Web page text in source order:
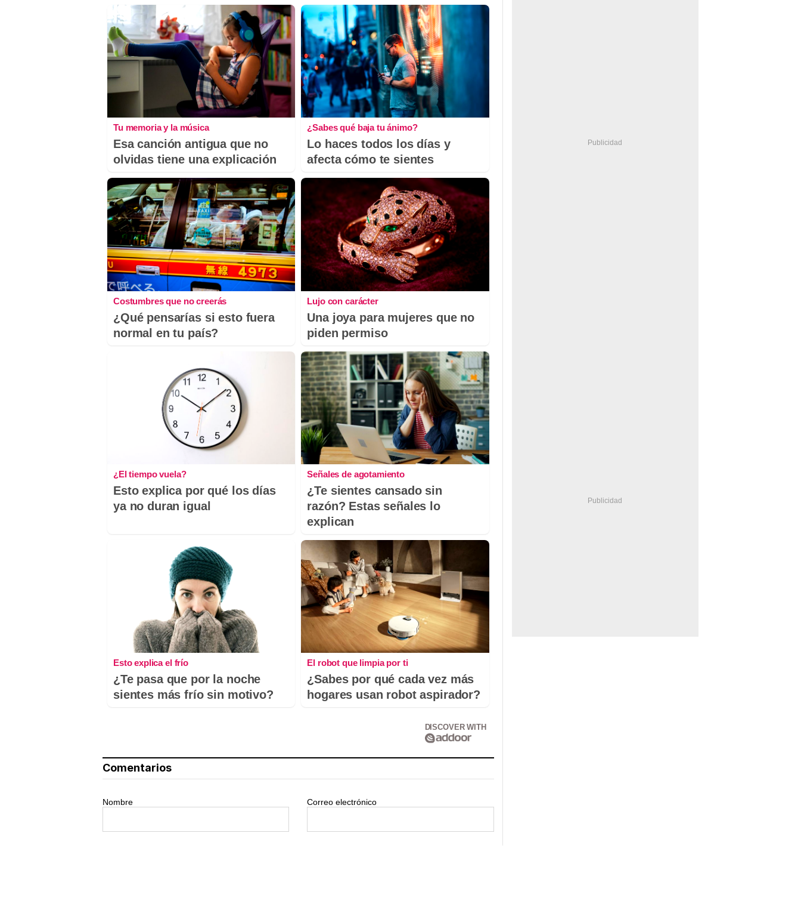
Tu memoria y la música
Esa canción antigua que no
olvidas tiene una explicación
¿Sabes qué baja tu ánimo?
Lo haces todos los días y
afecta cómo te sientes
Costumbres que no creerás
¿Qué pensarías si esto fuera
normal en tu país?
Lujo con carácter
Una joya para mujeres que no
piden permiso
¿El tiempo vuela?
Esto explica por qué los días
ya no duran igual
Señales de agotamiento
¿Te sientes cansado sin
razón? Estas señales lo
explican
Esto explica el frío
¿Te pasa que por la noche
sientes más frío sin motivo?
El robot que limpia por ti
¿Sabes por qué cada vez más
hogares usan robot aspirador?
DISCOVER WITH
Comentarios
Nombre Correo electrónico